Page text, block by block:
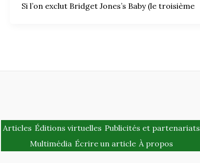
Si l’on exclut Bridget Jones’s Baby (le troisième
Articles Éditions virtuelles Publicités et partenariats
Multimédia Écrire un article À propos